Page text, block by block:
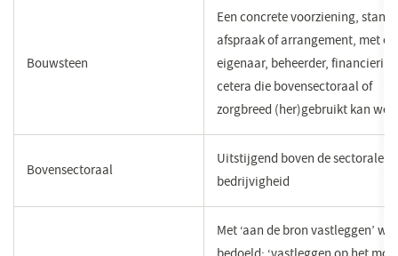
Bouwsteen
Een concrete voorziening,
afspraak of arrangement, met
eigenaar, beheerder,
cetera die bovensectoraal of
zorgbreed (her)gebruikt kan
Bovensectoraal
Uitstijgend boven de sectorale
bedrijvigheid
Met ‘aan de bron vastleggen’